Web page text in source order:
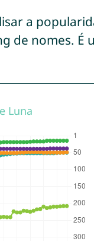
a
de nomes. É